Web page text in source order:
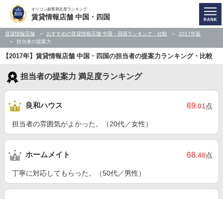
オリコン顧客満足度ランキング
賃貸情報店舗 中国・四国
賃貸情報店舗 おすすめの賃貸情報店舗 中国・四国ランキング・比較
2017年版
担当者の提案力
【2017年】賃貸情報店舗 中国・四国の担当者の提案力ランキング・比較
担当者の提案力 満足度ランキング
良和ハウス 69.01点
担当者の雰囲気がよかった。（20代／女性）
ホームメイト 68.48点
丁寧に対応してもらった。（50代／男性）